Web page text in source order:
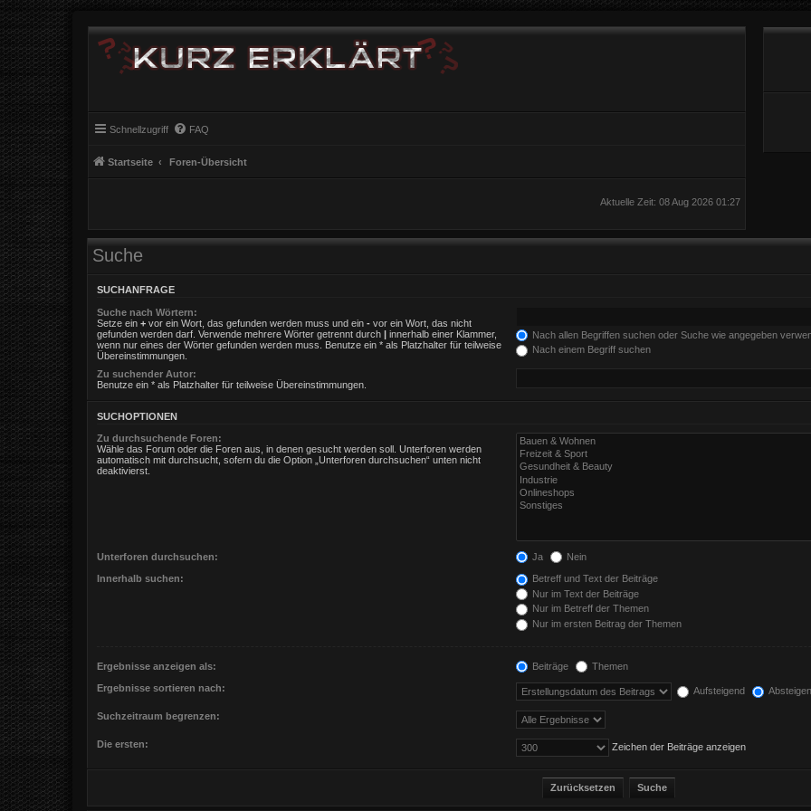
Schnellzugriff FAQ
Startseite Foren-Übersicht
Aktuelle Zeit: 08 Aug 2026 01:27
Suche
SUCHANFRAGE
Suche nach Wörtern:
Setze ein + vor ein Wort, das gefunden werden muss und ein - vor ein Wort, das nicht
gefunden werden darf. Verwende mehrere Wörter getrennt durch | innerhalb einer Klammer,
wenn nur eines der Wörter gefunden werden muss. Benutze ein * als Platzhalter für teilweise
Übereinstimmungen.
Nach allen Begriffen suchen oder Suche wie angegeben
Nach einem Begriff suchen
Zu suchender Autor:
Benutze ein * als Platzhalter für teilweise Übereinstimmungen.
SUCHOPTIONEN
Zu durchsuchende Foren:
Wähle das Forum oder die Foren aus, in denen gesucht werden soll. Unterforen werden
automatisch mit durchsucht, sofern du die Option „Unterforen durchsuchen“ unten nicht
deaktivierst.
Unterforen durchsuchen: Ja Nein
Innerhalb suchen:
Betreff und Text der Beiträge
Nur im Text der Beiträge
Nur im Betreff der Themen
Nur im ersten Beitrag der Themen
Ergebnisse anzeigen als: Beiträge Themen
Ergebnisse sortieren nach: Aufsteigend
Suchzeitraum begrenzen:
Die ersten: Zeichen der Beiträge anzeigen